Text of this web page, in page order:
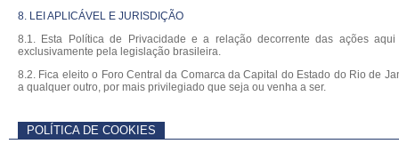
8. LEI APLICÁVEL E JURISDIÇÃO
8.1. Esta Política de Privacidade e a relação decorrente das ações
exclusivamente pela legislação brasileira.
8.2. Fica eleito o Foro Central da Comarca da Capital do Estado do Rio de
a qualquer outro, por mais privilegiado que seja ou venha a ser.
POLÍTICA DE COOKIES